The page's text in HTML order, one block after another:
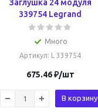
Заглушка 24 модуля
339754 Legrand
Много
Артикул: L 339754
675.46₽/шт
В корзину